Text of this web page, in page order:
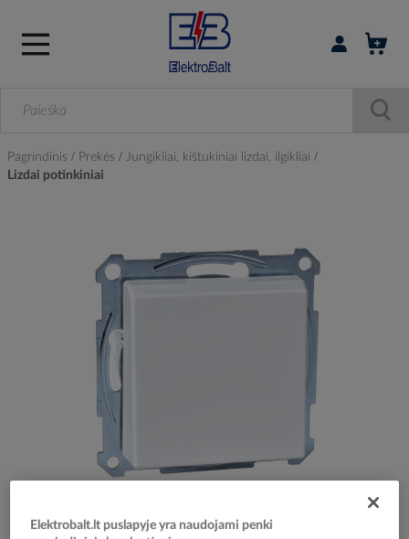
Prisijungti /
Pagrindinis Prekės
Jungikliai, kištukiniai lizdai, ilgikliai
Lizdai potinkiniai
Elektrobalt.lt puslapyje yra naudojami penki